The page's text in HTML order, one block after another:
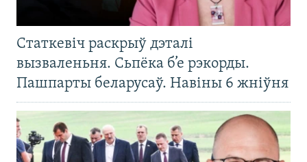
Статкевіч раскрыў дэталі
вызваленьня. Сьпёка б’е рэкорды.
Пашпарты беларусаў. Навіны 6 жніўня